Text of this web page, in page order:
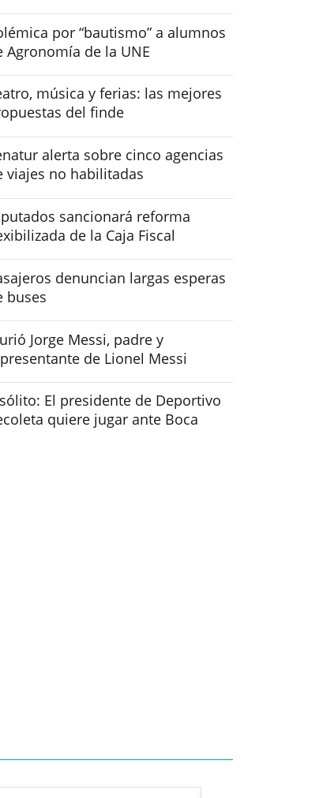
por “bautismo” a alumnos
Agronomía de la UNE
música y ferias: las mejores
del finde
alerta sobre cinco agencias
viajes no habilitadas
sancionará reforma
de la Caja Fiscal
denuncian largas esperas
buses
Jorge Messi, padre y
de Lionel Messi
El presidente de Deportivo
quiere jugar ante Boca